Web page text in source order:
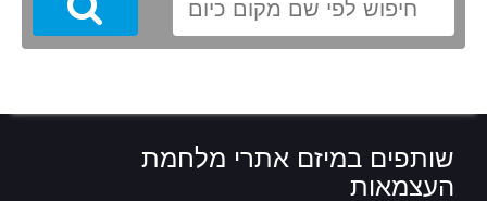
Search
שותפים במיזם אתרי מלחמת
העצמאות